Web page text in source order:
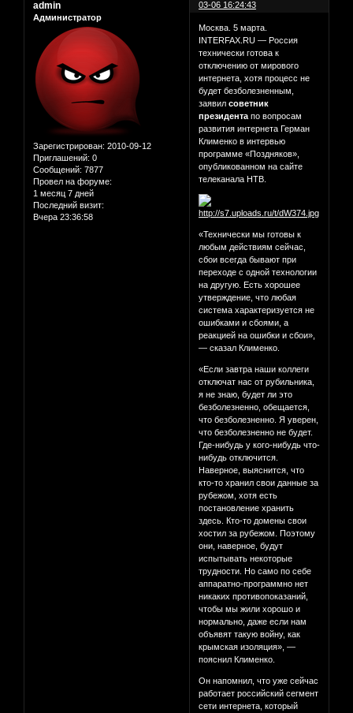
03-06 16:24:43
admin
Администратор
Зарегистрирован: 2010-09-12
Приглашений: 0
Сообщений: 7877
Провел на форуме:
1 месяц 7 дней
Последний визит:
Вчера 23:36:58
Москва. 5 марта.
INTERFAX.RU — Россия
технически готова к
отключению от мирового
интернета, хотя процесс не
будет безболезненным,
заявилсоветник
президента по вопросам
развития интернета Герман
Клименко в интервью
программе «Поздняков»,
опубликованном на сайте
телеканала НТВ.
«Технически мы готовы к
любым действиям сейчас,
сбои всегда бывают при
переходе с одной технологии
на другую. Есть хорошее
утверждение, что любая
система характеризуется не
ошибками и сбоями, а
реакцией на ошибки и сбои»,
— сказал Клименко.
«Если завтра наши коллеги
отключат нас от рубильника,
я не знаю, будет ли это
безболезненно, обещается,
что безболезненно. Я уверен,
что безболезненно не будет.
Где-нибудь у кого-нибудь что-
нибудь отключится.
Наверное, выяснится, что
кто-то хранил свои данные за
рубежом, хотя есть
постановление хранить
здесь. Кто-то домены свои
хостил за рубежом. Поэтому
они, наверное, будут
испытывать некоторые
трудности. Но само по себе
аппаратно-программно нет
никаких противопоказаний,
чтобы мы жили хорошо и
нормально, даже если нам
объявят такую войну, как
крымская изоляция», —
пояснил Клименко.
Он напомнил, что уже сейчас
работает российский сегмент
сети интернета, который